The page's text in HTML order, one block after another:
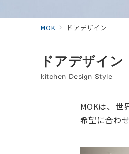
MOK ドアデザイン
ドアデザイン
kitchen Design Style
MOKは、世
希望に合わ